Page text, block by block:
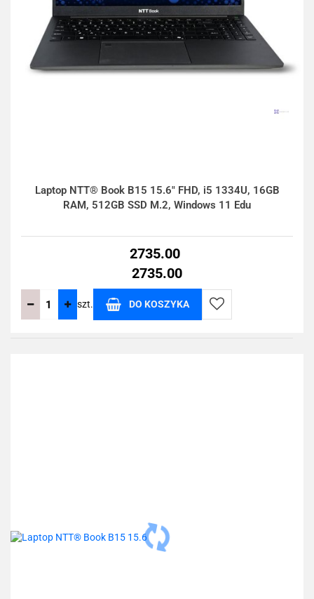
Laptop NTT® Book B15 15.6" FHD, i5 1334U, 16GB
RAM, 512GB SSD M.2, Windows 11 Edu
2735.00
2735.00
szt. DO KOSZYKA
Do